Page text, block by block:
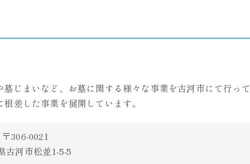
じまいなど、お墓に関する様々な事業を古河市にて行っ
差した事業を展開しています。
〒306-0021
古河市松並1-5-5